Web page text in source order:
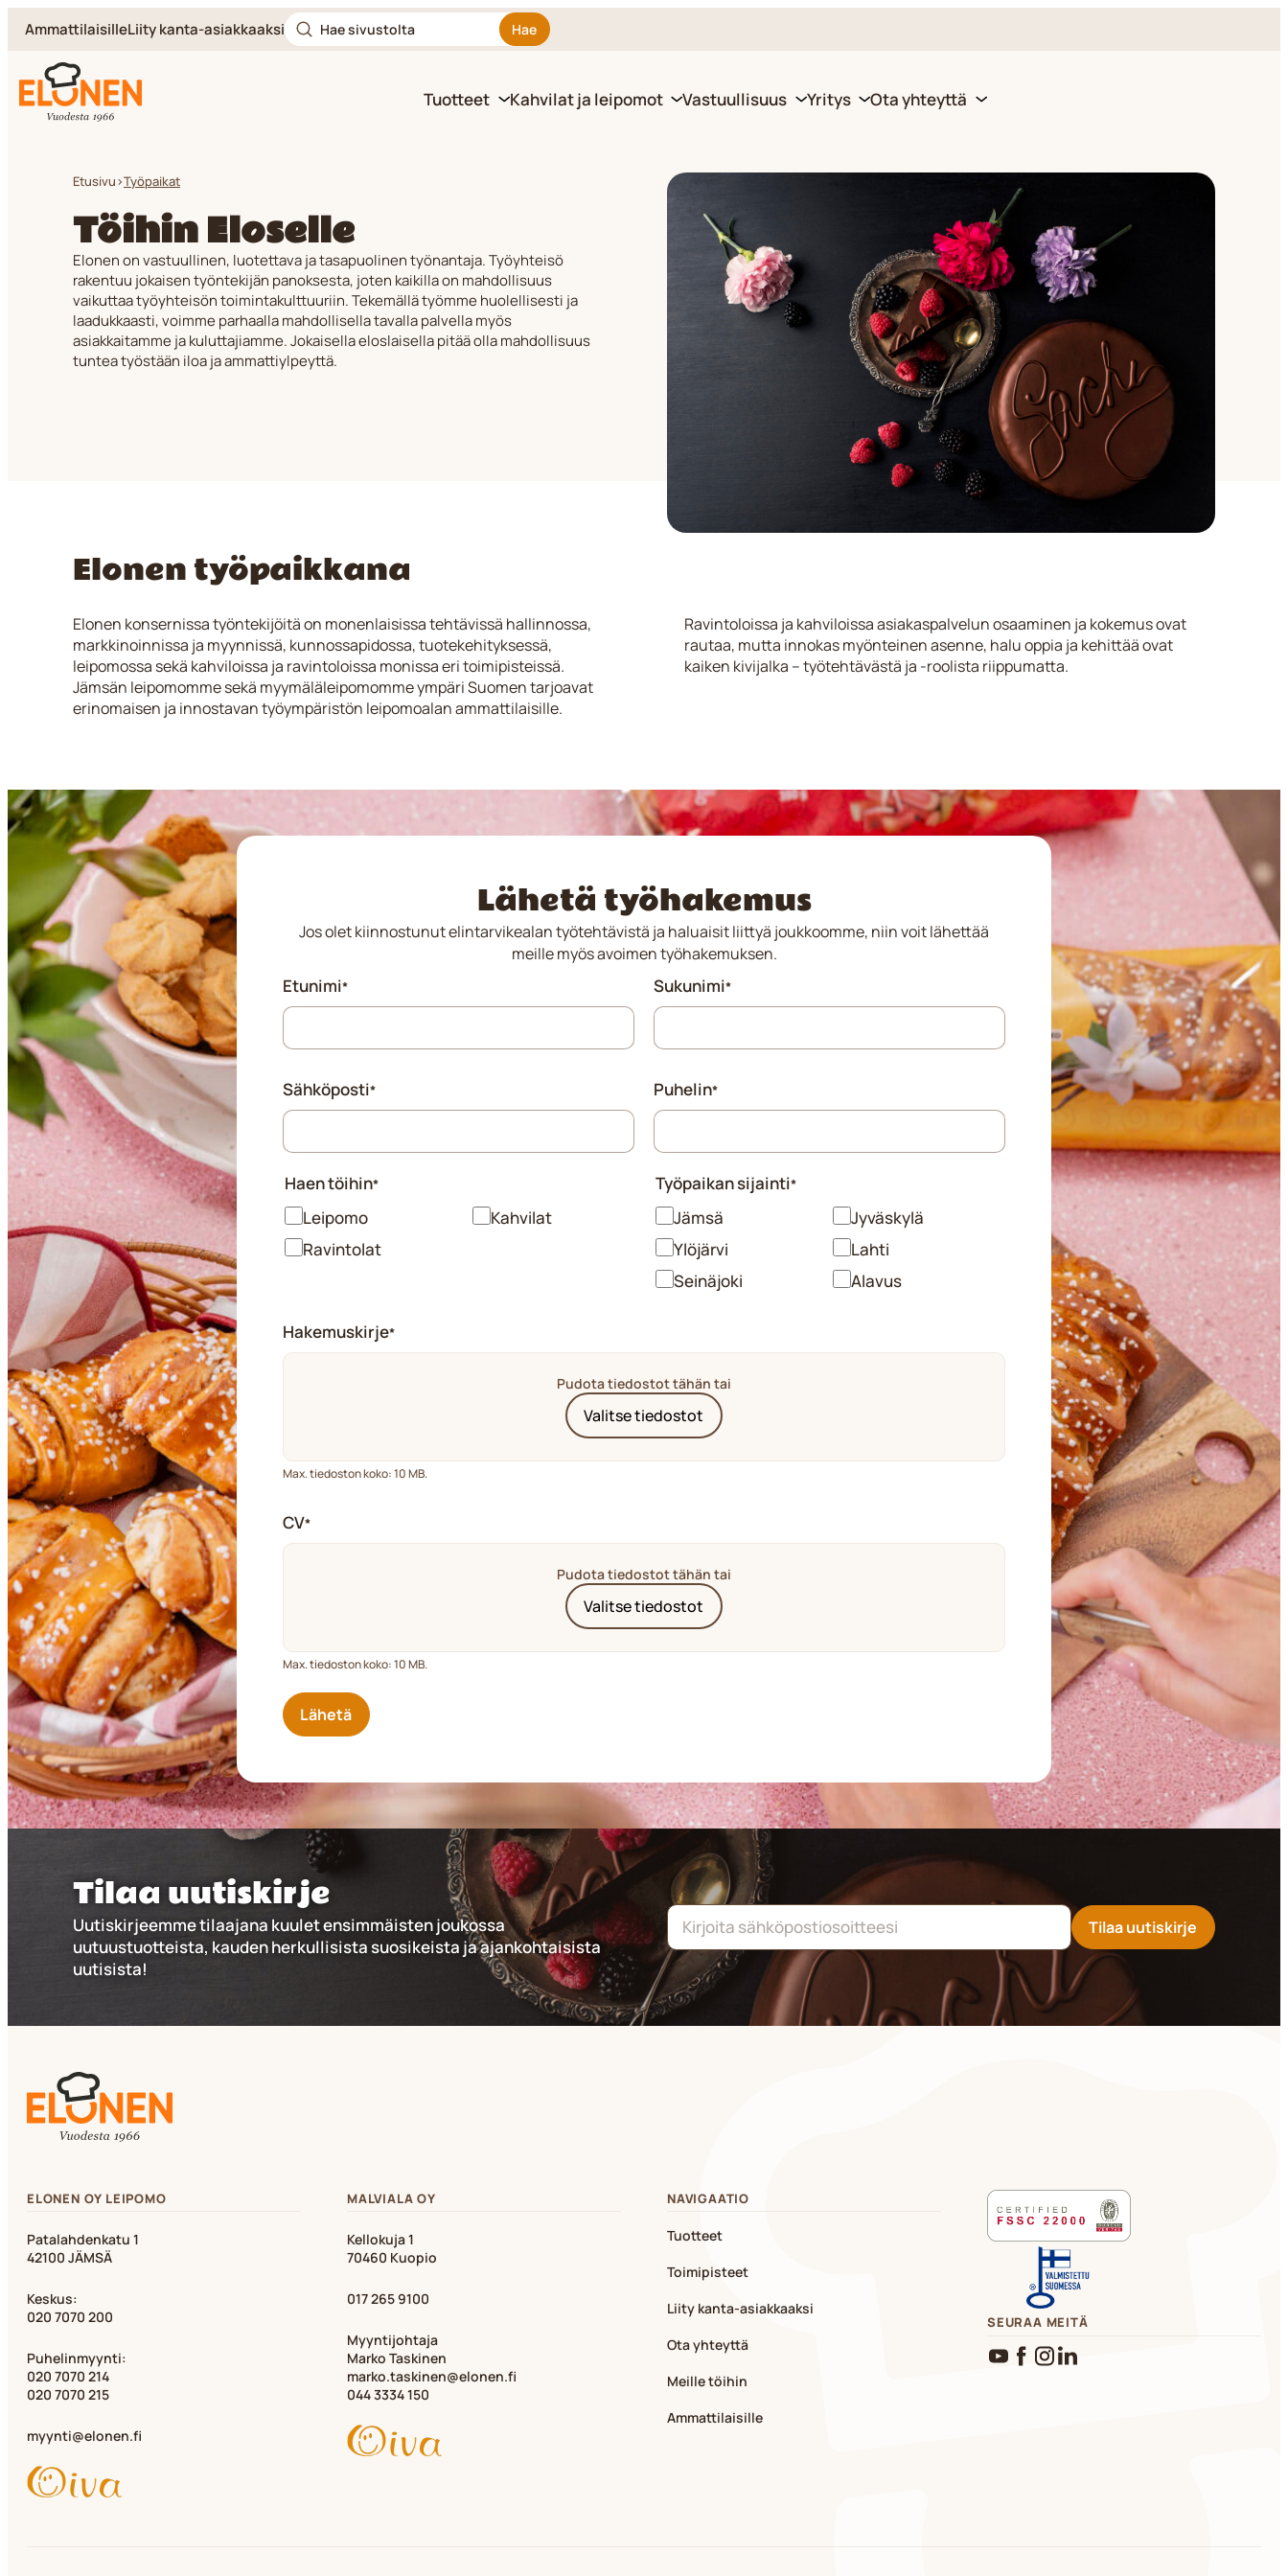
Siirry
sisältöön
AmmattilaisilleLiity kanta-asiakkaaksiHae
sivustolta
Hae
Elonen Tuotteet Kahvilat ja leipomot Vastuullisuus Yritys Ota yhteyttä
Etusivu>Työpaikat
Töihin Eloselle
Elonen on vastuullinen, luotettava ja tasapuolinen työnantaja. Työyhteisö
rakentuu jokaisen työntekijän panoksesta, joten kaikilla on mahdollisuus
vaikuttaa työyhteisön toimintakulttuuriin. Tekemällä työmme huolellisesti ja
laadukkaasti, voimme parhaalla mahdollisella tavalla palvella myös
asiakkaitamme ja kuluttajiamme. Jokaisella eloslaisella pitää olla mahdollisuus
tuntea työstään iloa ja ammattiylpeyttä.
Elonen työpaikkana
Elonen konsernissa työntekijöitä on monenlaisissa tehtävissä hallinnossa,
markkinoinnissa ja myynnissä, kunnossapidossa, tuotekehityksessä,
leipomossa sekä kahviloissa ja ravintoloissa monissa eri toimipisteissä.
Jämsän leipomomme sekä myymäläleipomomme ympäri Suomen tarjoavat
erinomaisen ja innostavan työympäristön leipomoalan ammattilaisille.
Ravintoloissa ja kahviloissa asiakaspalvelun osaaminen ja kokemus ovat
rautaa, mutta innokas myönteinen asenne, halu oppia ja kehittää ovat
kaiken kivijalka – työtehtävästä ja -roolista riippumatta.
Lähetä työhakemus
Jos olet kiinnostunut elintarvikealan työtehtävistä ja haluaisit liittyä joukkoomme, niin voit lähettää
meille myös avoimen työhakemuksen.
"*
näyttää
pakolliset
kentät
Etunimi* Sukunimi*
Sähköposti* Puhelin*
Haen töihin*
Leipomo
Kahvilat
Ravintolat
Työpaikan sijainti*
Jämsä
Jyväskylä
Ylöjärvi
Lahti
Seinäjoki
Alavus
Hakemuskirje*
Pudota tiedostot tähän tai
Valitse tiedostot
Max. tiedoston koko: 10 MB.
CV*
Pudota tiedostot tähän tai
Valitse tiedostot
Max. tiedoston koko: 10 MB.
Lähetä
Tilaa uutiskirje
Uutiskirjeemme tilaajana kuulet ensimmäisten joukossa
uutuustuotteista, kauden herkullisista suosikeista ja ajankohtaisista
uutisista!
Tilaa uutiskirje
ELONEN OY LEIPOMO
Patalahdenkatu 1
42100 JÄMSÄ
Keskus:
020 7070 200
Puhelinmyynti:
020 7070 214
020 7070 215
myynti@elonen.fi
MALVIALA OY
Kellokuja 1
70460 Kuopio
017 265 9100
Myyntijohtaja
Marko Taskinen
marko.taskinen@elonen.fi
044 3334 150
NAVIGAATIO
Tuotteet
Toimipisteet
Liity kanta-asiakkaaksi
Ota yhteyttä
Meille töihin
Ammattilaisille
SEURAA MEITÄ
YouTubeFacebook
Instagram
LinkedIn